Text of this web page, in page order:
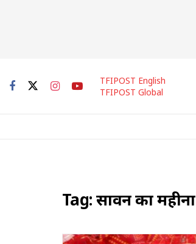
TFIPOST English
TFIPOST Global
Tag:सावन का महीना